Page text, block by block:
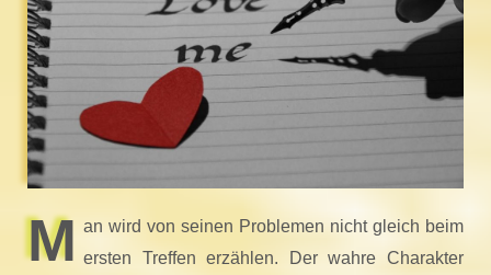
M an wird von seinen Problemen nicht gleich beim
ersten Treffen erzählen. Der wahre Charakter